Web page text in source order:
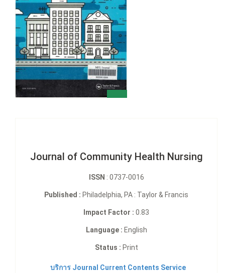
Journal of Community Health Nursing
ISSN : 0737-0016
Published : Philadelphia, PA : Taylor & Francis
Impact Factor : 0.83
Language : English
Status : Print
บริการ Journal Current Contents Service